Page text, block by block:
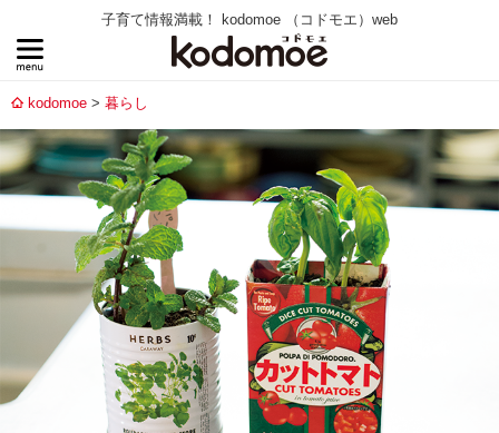
子育て情報満載！ kodomoe （コドモエ）web
kodomoe 暮らし